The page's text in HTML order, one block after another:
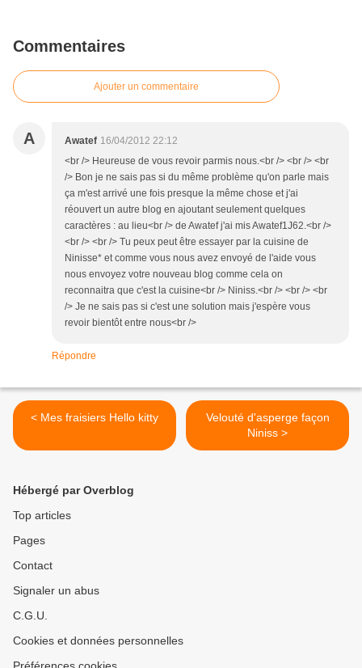
Commentaires
Ajouter un commentaire
A Awatef 16/04/2012 22:12
<br /> Heureuse de vous revoir parmis nous.<br /> <br /> <br
/> Bon je ne sais pas si du même problème qu'on parle mais
ça m'est arrivé une fois presque la même chose et j'ai
réouvert un autre blog en ajoutant seulement quelques
caractères : au lieu<br /> de Awatef j'ai mis Awatef1J62.<br />
<br /> <br /> Tu peux peut être essayer par la cuisine de
Ninisse* et comme vous nous avez envoyé de l'aide vous
nous envoyez votre nouveau blog comme cela on
reconnaitra que c'est la cuisine<br /> Niniss.<br /> <br /> <br
/> Je ne sais pas si c'est une solution mais j'espère vous
revoir bientôt entre nous<br />
Répondre
< Mes fraisiers Hello kitty
Velouté d'asperge façon
Niniss >
Hébergé par Overblog
Top articles
Pages
Contact
Signaler un abus
C.G.U.
Cookies et données personnelles